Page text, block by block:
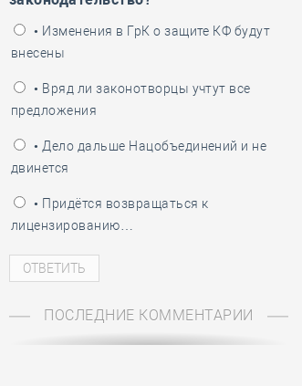
• Изменения в ГрК о защите КФ будут
внесены
• Вряд ли законотворцы учтут все
предложения
• Дело дальше Нацобъединений и не
двинется
• Придётся возвращаться к
лицензированию…
ПОСЛЕДНИЕ КОММЕНТАРИИ